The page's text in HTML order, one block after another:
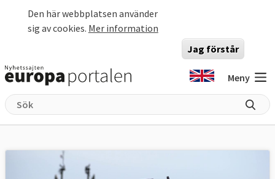
Den här webbplatsen använder
sig av cookies. Mer information
Jag förstår
Meny